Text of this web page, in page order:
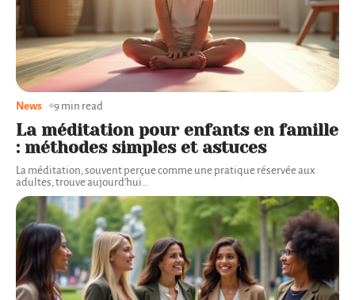
La méditation pour enfants en famille
: méthodes simples et astuces
La méditation, souvent perçue comme une pratique réservée aux
adultes, trouve aujourd'hui
News 9 min read